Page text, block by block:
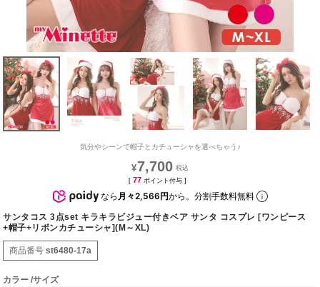
気分やシーンで帽子とカチューシャを選べちゃう♪
¥7,700
[ 77 ポイント付与 ]
なら 月々2,566円から。分割手数料無料
サンタコス 3点set キラキラビジュー付きベア サンタ コスプレ [ワンピース
+帽子+リボンカチューシャ](M～XL)
商品番号 st6480-17a
カラー サイズ